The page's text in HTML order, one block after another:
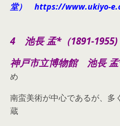
堂）
https://www.ukiyo-
4 池長 孟*（1891-1955)
神戸市立博物館
池長
め
南蛮美術が中心であるが、多
蔵